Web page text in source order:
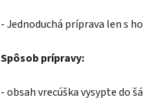
- Jednoduchá príprava len s
Spôsob prípravy:
- obsah vrecúška vysypte do